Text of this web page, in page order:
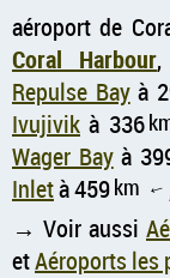
aéroport de
Coral Harbour
Repulse Bayà
Ivujivik à 336
Wager Bayà
Inletà 459km ↑
→ Voir aussi
etAéroports les